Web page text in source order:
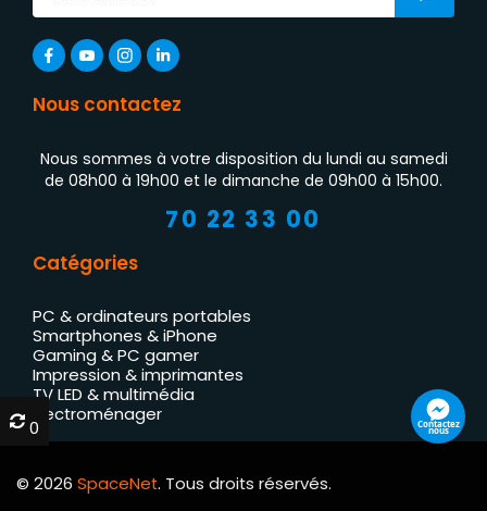
Nous contactez
Nous sommes à votre disposition du lundi au samedi
de 08h00 à 19h00 et le dimanche de 09h00 à 15h00.
70 22 33 00
Catégories
PC & ordinateurs portables
Smartphones & iPhone
Gaming & PC gamer
Impression & imprimantes
TV LED & multimédia
Électroménager
© 2026 SpaceNet. Tous droits réservés.
Contactez
nous
0
0